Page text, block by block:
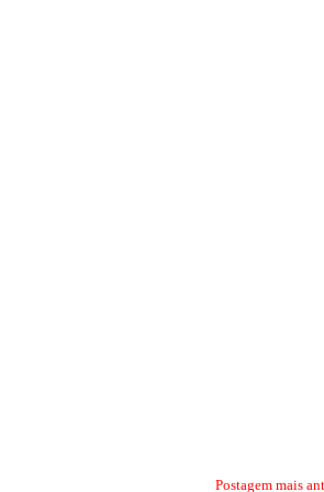
Postagem mais